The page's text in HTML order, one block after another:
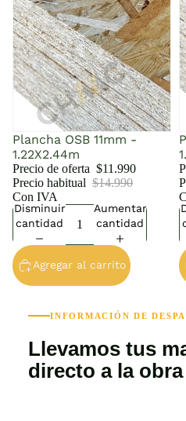
Plancha OSB 11mm -
1.22X2.44m
Precio de oferta $11.990
Precio habitual $14.990
Con IVA
Disminuir
cantidad
Aumentar
cantidad
Agregar al carrito
INFORMACIÓN DE
Llevamos tus
directo a la obra